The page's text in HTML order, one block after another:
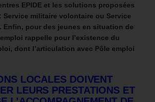
EPIDE et les solutions proposées
Service militaire volontaire ou Service
Enfin, pour des jeunes en situation de
rappelle pour l’existence du
dont l’articulation avec Pôle emploi
LOCALES DOIVENT
LEURS PRESTATIONS ET